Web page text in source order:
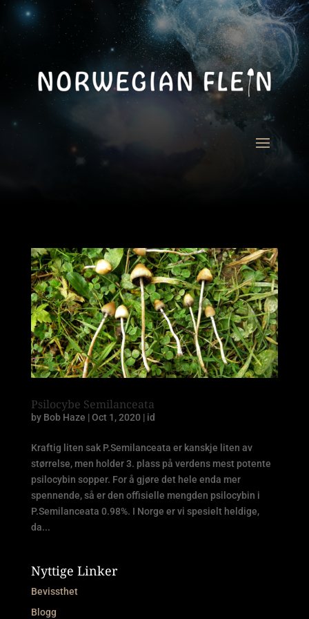
Psilocybe Semilanceata
by Bob Haze |Oct 1, 2020 | id
Kraftig liten sak P.Semilanceata er kanskje liten av
størrelse, men holder 3. plass på verdens mest potente
psilocybin sopper. For å gjøre det hele enda mer
spennende, så er den offisielle mengden psilocybin i
P.Semilanceata 0.98%. I Norge er vi spesielt heldige,
da...
Nyttige Linker
Bevissthet
Blogg